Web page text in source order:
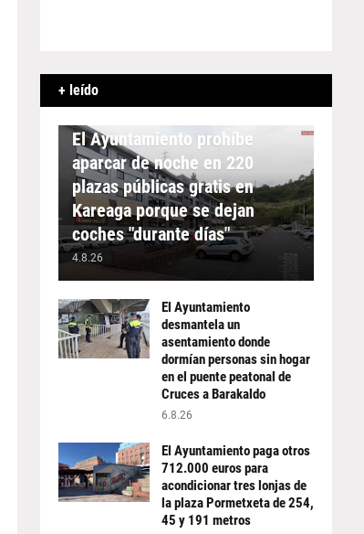
+ leído
APARCAMIENTO
El Ayuntamiento prohíbe
aparcar de noche en 220
plazas públicas gratis en
Kareaga porque se dejan
coches "durante días"
4.8.26
El Ayuntamiento
desmantela un
asentamiento donde
dormían personas sin hogar
en el puente peatonal de
Cruces a Barakaldo
6.8.26
El Ayuntamiento paga otros
712.000 euros para
acondicionar tres lonjas de
la plaza Pormetxeta de 254,
45 y 191 metros